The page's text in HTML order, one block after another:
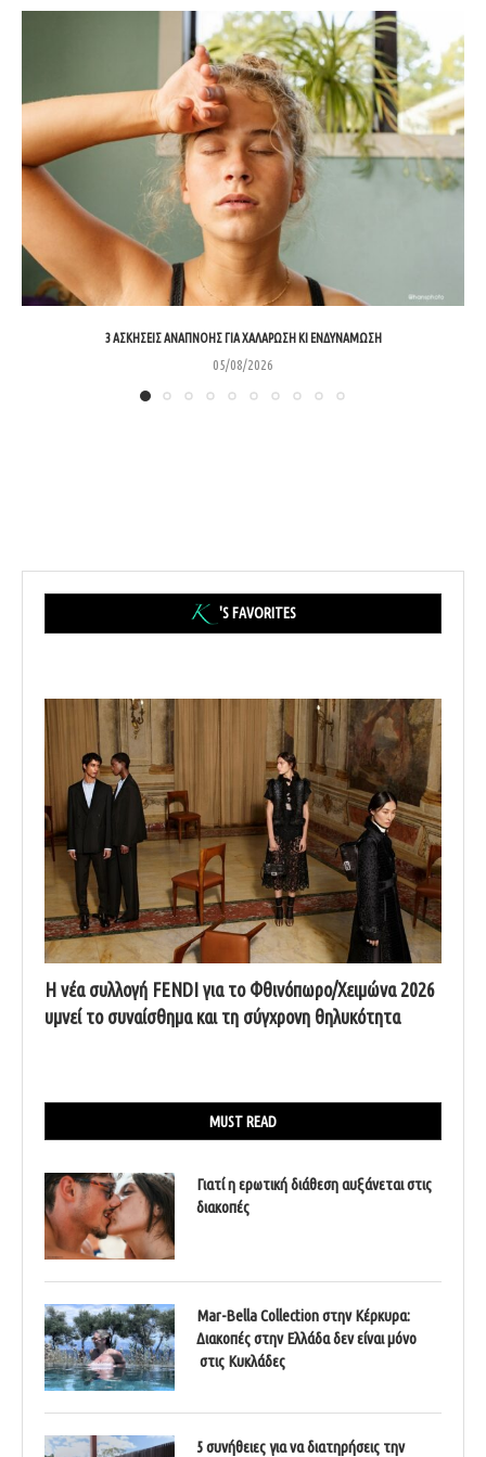
3 ΑΣΚΉΣΕΙΣ ΑΝΑΠΝΟΉΣ ΓΙΑ ΧΑΛΆΡΩΣΗ ΚΙ ΕΝΔΥΝΆΜΩΣΗ
05/08/2026
'S FAVORITES
Η νέα συλλογή FENDI για το Φθινόπωρο/Χειμώνα 2026
υμνεί το συναίσθημα και τη σύγχρονη θηλυκότητα
MUST READ
Γιατί η ερωτική διάθεση αυξάνεται στις
διακοπές
Mar-Bella Collection στην Κέρκυρα:
Διακοπές στην Ελλάδα δεν είναι μόνο
στις Κυκλάδες
5 συνήθειες για να διατηρήσεις την